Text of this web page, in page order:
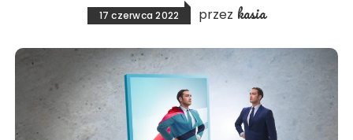
17 czerwca 2022 przez kasia